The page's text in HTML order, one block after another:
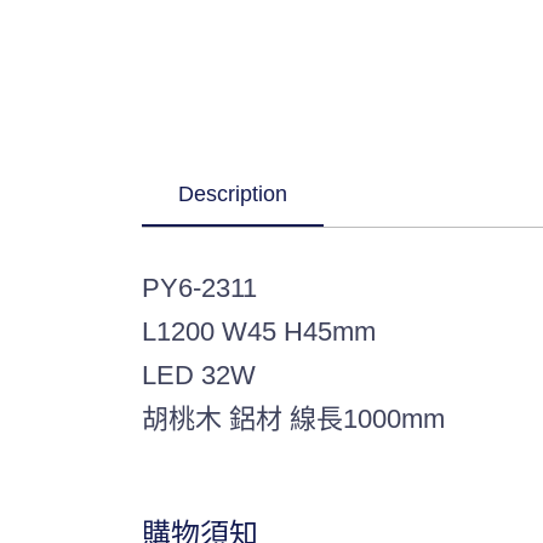
Description
PY6-2311
L1200 W45 H45mm
LED 32W
胡桃木 鋁材 線長1000mm
購物須知